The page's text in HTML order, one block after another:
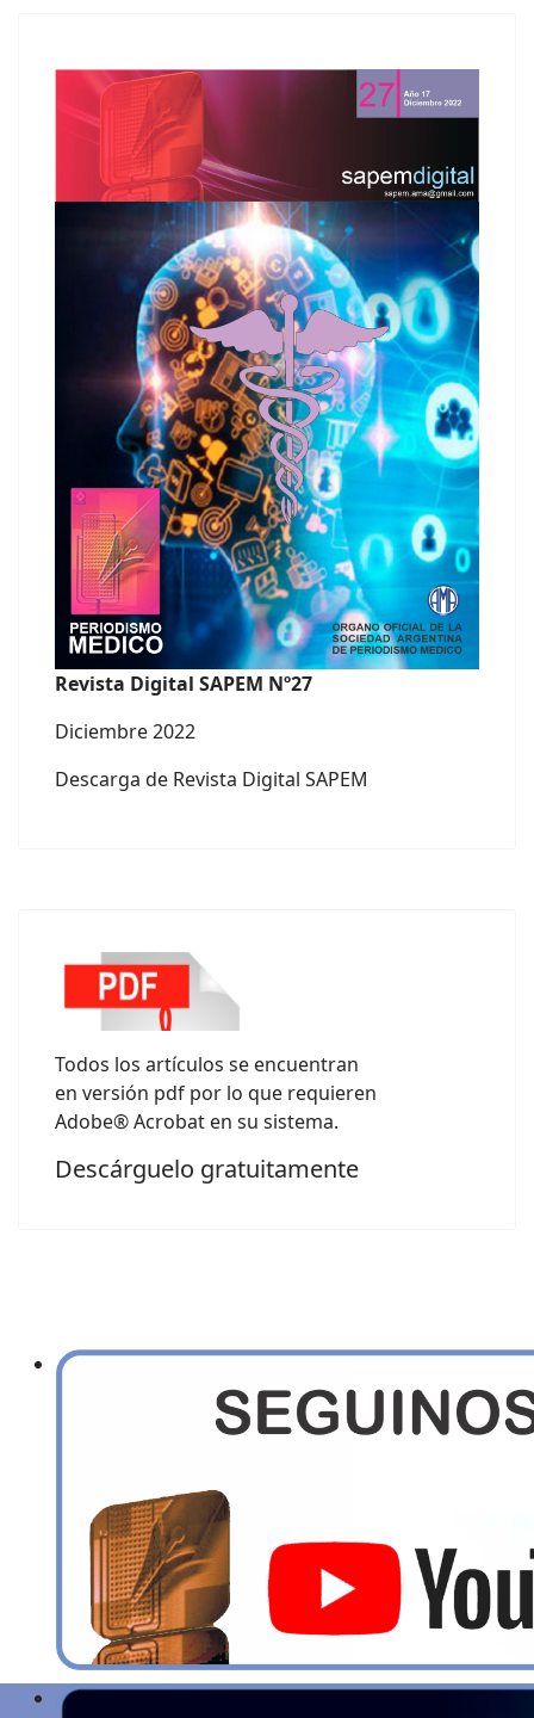
Revista Digital SAPEM Nº27
Diciembre 2022
Descarga de Revista Digital SAPEM
Todos los artículos se encuentran
en versión pdf por lo que requieren
Adobe® Acrobat en su sistema.
Descárguelo gratuitamente